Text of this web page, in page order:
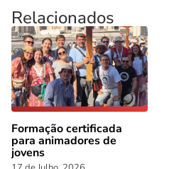
Relacionados
Formação certificada
para animadores de
jovens